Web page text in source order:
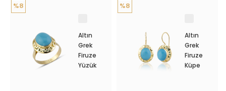
Altın
Grek
Firuze
Yüzük
%8
Altın
Grek
Firuze
Küpe
%8